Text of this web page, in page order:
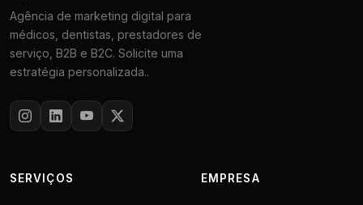
Agência de marketing digital para
médicos, dentistas, prestadores de
serviço, B2B e B2C. Solicite uma
estratégia personalizada..
SERVIÇOS EMPRESA